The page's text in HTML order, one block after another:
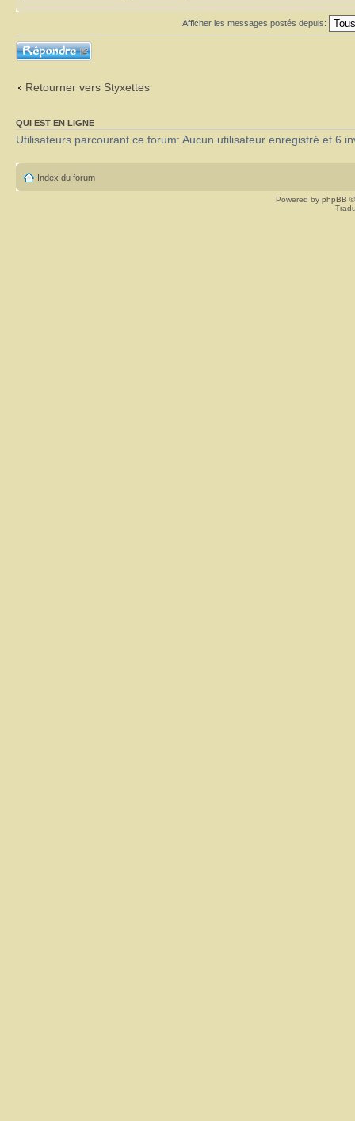
Afficher les messages postés depuis:
Répondre
Retourner vers Styxettes
QUI EST EN LIGNE
Utilisateurs parcourant ce forum: Aucun utilisateur enregistré et 6
Index du forum
Powered by phpBB